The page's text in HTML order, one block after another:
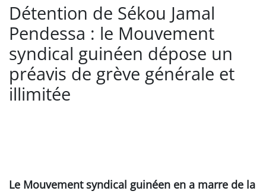
Détention de Sékou Jamal
Pendessa : le Mouvement
syndical guinéen dépose un
préavis de grève générale et
illimitée
Le Mouvement syndical guinéen en a marre de la